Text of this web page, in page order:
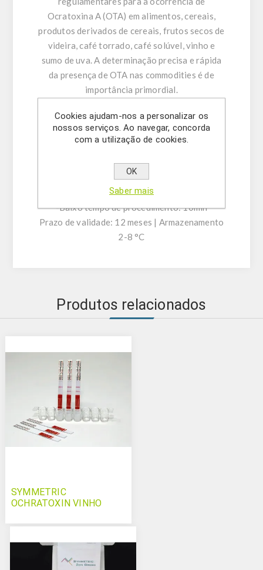
Ocratoxina A (OTA) em alimentos, cereais,
produtos derivados de cereais, frutos secos de
videira, café torrado, café solúvel, vinho e
sumo de uva. A determinação precisa e rápida
da presença de OTA nas commodities é de
importância primordial.
CARACTERÍSTICAS DO KIT:
-Fluxo lateral em formato de vareta disponível
-Limite de deteção (LOD): 0,6ppb
-Intervalo de quantificação: 0,9-20ppb
-Resultados altamente precisos
-Baixo tempo de procedimento: 10min
Prazo de validade: 12 meses | Armazenamento
2-8 °C
Produtos relacionados
SYMMETRIC
OCHRATOXIN VINHO
Cookies ajudam-nos a personalizar os
nossos serviços. Ao navegar, concorda
com a utilização de cookies.
OK
Saber mais